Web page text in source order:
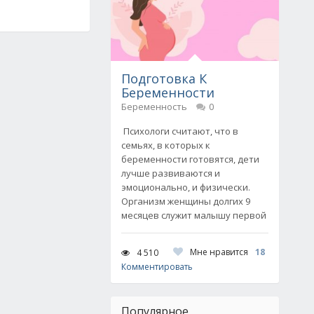
Подготовка К
Беременности
Беременность
0
Психологи считают, что в
семьях, в которых к
беременности готовятся, дети
лучше развиваются и
эмоционально, и физически.
Организм женщины долгих 9
месяцев служит малышу первой
4 510 Мне нравится
18
Комментировать